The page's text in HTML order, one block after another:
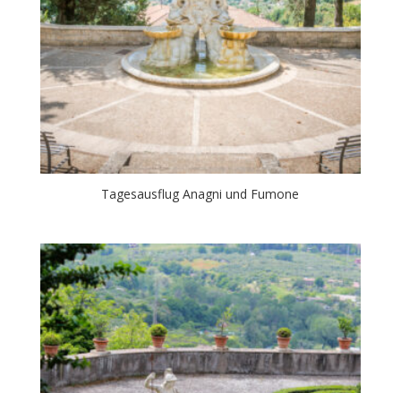
Tagesausflug Anagni und Fumone